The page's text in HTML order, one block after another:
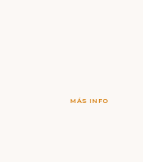
MÁS INFO